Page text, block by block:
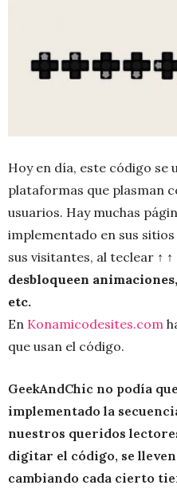
Hoy en día, este código se
plataformas que plasman
usuarios. Hay muchas
implementado en sus
sus visitantes, al teclear ↑
desbloqueen
etc.
En Konamicodesites.com
que usan el código.
GeekAndChic no podía
implementado la
nuestros queridos
digitar el código, se
cambiando cada cierto